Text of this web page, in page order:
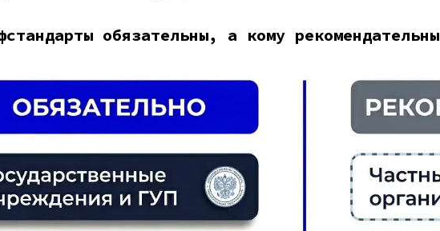
обязательны, а кому рекомендательны